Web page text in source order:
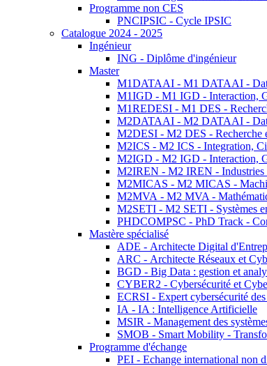
Programme non CES
PNCIPSIC - Cycle IPSIC
Catalogue 2024 - 2025
Ingénieur
ING - Diplôme d'ingénieur
Master
M1DATAAI - M1 DATAAI -
M1IGD - M1 IGD - Interaction,
M1REDESI - M1 DES -
M2DATAAI - M2 DATAAI -
M2DESI - M2 DES - Recherche
M2ICS - M2 ICS - Integration,
M2IGD - M2 IGD - Interaction,
M2IREN - M2 IREN - Industries
M2MICAS - M2 MICAS -
M2MVA - M2 MVA -
M2SETI - M2 SETI - Systèmes
PHDCOMPSC - PhD Track -
Mastère spécialisé
ADE - Architecte Digital
ARC - Architecte Réseaux et
BGD - Big Data : gestion et
CYBER2 - Cybersécurité et
ECRSI - Expert cybersécurité
IA - IA : Intelligence Artificielle
MSIR - Management des
SMOB - Smart Mobility -
Programme d'échange
PEI - Echange international non